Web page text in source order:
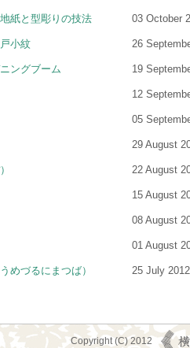
紙と型彫りの技法 03 October
小紋 26
ングブーム 19
12
05
29 August
22 August
15 August
08 August
01 August
めづるにまつば） 25 July 2012
Copyright (C) 2012